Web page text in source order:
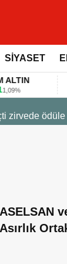
SİYASET
ASELSAN
Asırlık